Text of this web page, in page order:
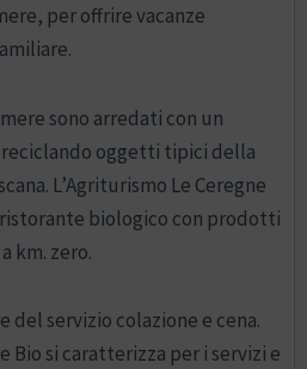
per offrire vacanze
sono arredati con un
oggetti tipici della
L’Agriturismo Le Ceregne
biologico con prodotti
km. zero.
del servizio colazione e cena.
Bio si caratterizza per i servizi e